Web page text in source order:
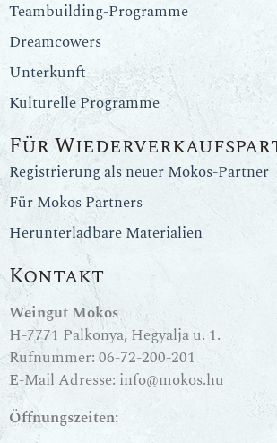
Teambuilding-Programme
Dreamcowers
Unterkunft
Kulturelle Programme
Für
Registrierung als neuer Mokos-Partner
Für Mokos Partners
Herunterladbare Materialien
Kontakt
Weingut Mokos
H-7771 Palkonya, Hegyalja u. 1.
Rufnummer:06-72-200-201
E-Mail Adresse: info@mokos.hu
Öffnungszeiten: